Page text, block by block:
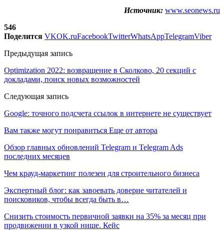
Источник: www.seonews.ru
546
Поделится VKOK.ruFacebookTwitterWhatsAppTelegramViber
Предыдущая запись
Optimization 2022: возвращение в Сколково, 20 секций с
докладами, поиск новых возможностей
Следующая запись
Google: точного подсчета ссылок в интернете не существует
Вам также могут понравиться Еще от автора
Обзор главных обновлений Telegram и Telegram Ads
последних месяцев
Чем крауд-маркетинг полезен для строительного бизнеса
Экспертный блог: как завоевать доверие читателей и
поисковиков, чтобы всегда быть в…
Снизить стоимость первичной заявки на 35% за месяц при
продвижении в узкой нише. Кейс